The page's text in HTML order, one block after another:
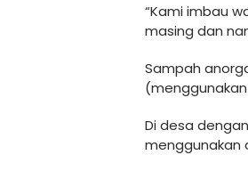
“Kami imbau
masing dan
Sampah
Di desa